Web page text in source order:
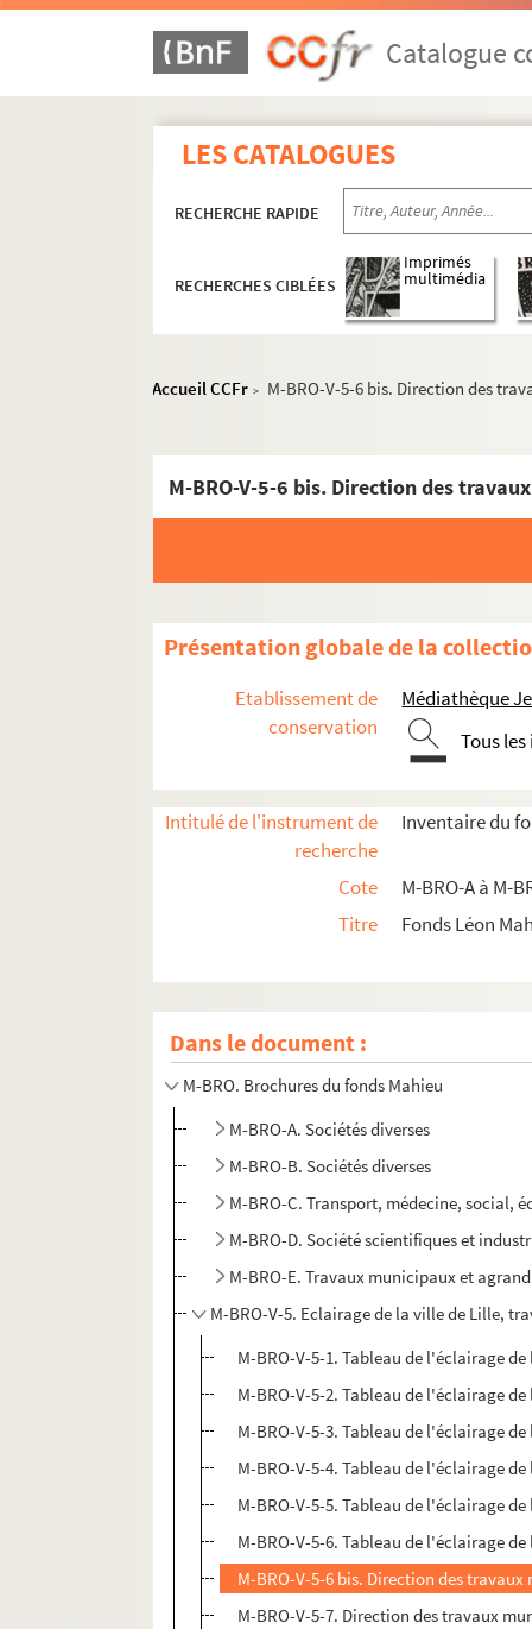
Catalogue
LES CATALOGUES
RECHERCHE RAPIDE
RECHERCHES CIBLÉES
Imprimés
multimédia
Accueil CCFr > M-BRO-V-5-6 bis. Direction des
Présentation globale de la
Etablissement de
conservation
Médiathèque
Tous
Intitulé de l'instrument de
recherche
Inventaire du
Cote
M-BRO-A à M-
Titre
Fonds Léon
Dans le document :
M-BRO. Brochures du fonds Mahieu
M-BRO-A. Sociétés diverses
M-BRO-B. Sociétés diverses
M-BRO-C. Transport, médecine, social,
M-BRO-D. Société scientifiques et
M-BRO-E. Travaux municipaux et
M-BRO-V-5. Eclairage de la ville de Lille,
M-BRO-V-5-1. Tableau de l'éclairage
M-BRO-V-5-2. Tableau de l'éclairage
M-BRO-V-5-3. Tableau de l'éclairage
M-BRO-V-5-4. Tableau de l'éclairage
M-BRO-V-5-5. Tableau de l'éclairage
M-BRO-V-5-6. Tableau de l'éclairage
M-BRO-V-5-6 bis. Direction des
M-BRO-V-5-7. Direction des travaux